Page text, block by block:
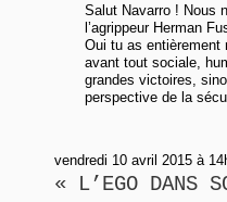
Salut Navarro ! Nous
l’agrippeur Herman
Oui tu as entièrement
avant tout sociale,
grandes victoires,
perspective de la
vendredi 10 avril 2015 à
« L’EGO DANS